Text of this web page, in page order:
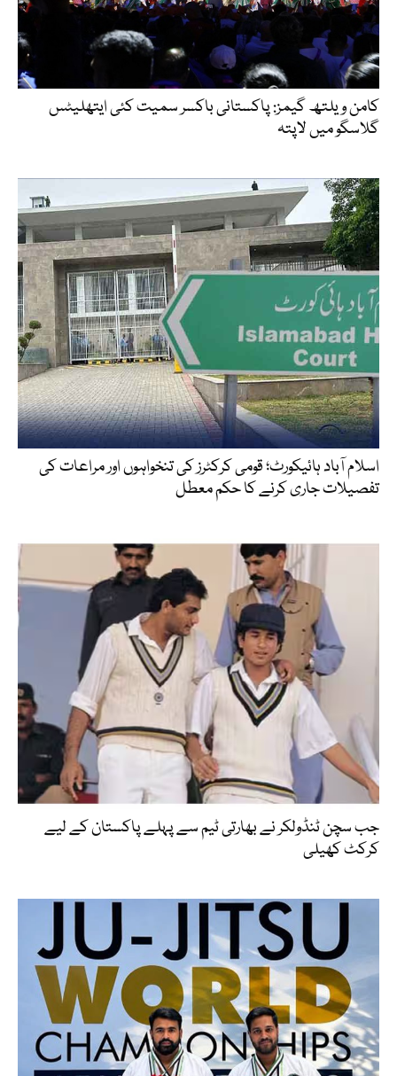
کامن ویلتھ گیمز: پاکستانی باکسر سمیت کئی ایتھلیٹس
گلاسگو میں لاپتہ
اسلام آباد ہائیکورٹ؛ قومی کرکٹرز کی تنخواہوں اور مراعات کی
تفصیلات جاری کرنے کا حکم معطل
جب سچن ٹنڈولکر نے بھارتی ٹیم سے پہلے پاکستان کے لیے
کرکٹ کھیلی